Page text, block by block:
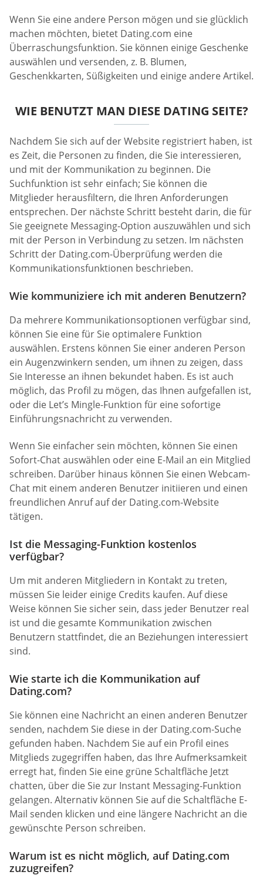
Wenn Sie eine andere Person mögen und sie glücklich
machen möchten, bietet Dating.com eine
Überraschungsfunktion. Sie können einige Geschenke
auswählen und versenden, z. B. Blumen,
Geschenkkarten, Süßigkeiten und einige andere Artikel.
WIE BENUTZT MAN DIESE DATING SEITE?
Nachdem Sie sich auf der Website registriert haben, ist
es Zeit, die Personen zu finden, die Sie interessieren,
und mit der Kommunikation zu beginnen. Die
Suchfunktion ist sehr einfach; Sie können die
Mitglieder herausfiltern, die Ihren Anforderungen
entsprechen. Der nächste Schritt besteht darin, die für
Sie geeignete Messaging-Option auszuwählen und sich
mit der Person in Verbindung zu setzen. Im nächsten
Schritt der Dating.com-Überprüfung werden die
Kommunikationsfunktionen beschrieben.
Wie kommuniziere ich mit anderen Benutzern?
Da mehrere Kommunikationsoptionen verfügbar sind,
können Sie eine für Sie optimalere Funktion
auswählen. Erstens können Sie einer anderen Person
ein Augenzwinkern senden, um ihnen zu zeigen, dass
Sie Interesse an ihnen bekundet haben. Es ist auch
möglich, das Profil zu mögen, das Ihnen aufgefallen ist,
oder die Let’s Mingle-Funktion für eine sofortige
Einführungsnachricht zu verwenden.
Wenn Sie einfacher sein möchten, können Sie einen
Sofort-Chat auswählen oder eine E-Mail an ein Mitglied
schreiben. Darüber hinaus können Sie einen Webcam-
Chat mit einem anderen Benutzer initiieren und einen
freundlichen Anruf auf der Dating.com-Website
tätigen.
Ist die Messaging-Funktion kostenlos
verfügbar?
Um mit anderen Mitgliedern in Kontakt zu treten,
müssen Sie leider einige Credits kaufen. Auf diese
Weise können Sie sicher sein, dass jeder Benutzer real
ist und die gesamte Kommunikation zwischen
Benutzern stattfindet, die an Beziehungen interessiert
sind.
Wie starte ich die Kommunikation auf
Dating.com?
Sie können eine Nachricht an einen anderen Benutzer
senden, nachdem Sie diese in der Dating.com-Suche
gefunden haben. Nachdem Sie auf ein Profil eines
Mitglieds zugegriffen haben, das Ihre Aufmerksamkeit
erregt hat, finden Sie eine grüne Schaltfläche Jetzt
chatten, über die Sie zur Instant Messaging-Funktion
gelangen. Alternativ können Sie auf die Schaltfläche E-
Mail senden klicken und eine längere Nachricht an die
gewünschte Person schreiben.
Warum ist es nicht möglich, auf Dating.com
zuzugreifen?